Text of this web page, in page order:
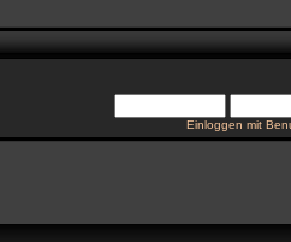
Einloggen mit